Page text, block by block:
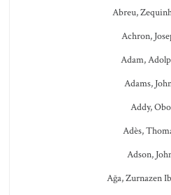
Abreu,
Achron,
Adam,
Adams,
Addy, Obo
Adès,
Adson,
Ağa, Zurnazen